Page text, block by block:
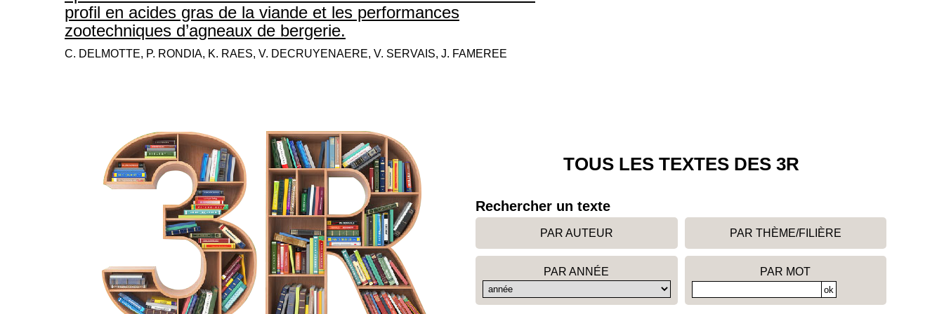
profil en acides gras de la viande et les performances
zootechniques d’agneaux de bergerie.
C. DELMOTTE, P. RONDIA, K. RAES, V. DECRUYENAERE, V. SERVAIS, J. FAMEREE
TOUS LES TEXTES DES 3R
Rechercher un texte
PAR AUTEUR PAR THÈME/FILIÈRE
PAR ANNÉE PAR MOT